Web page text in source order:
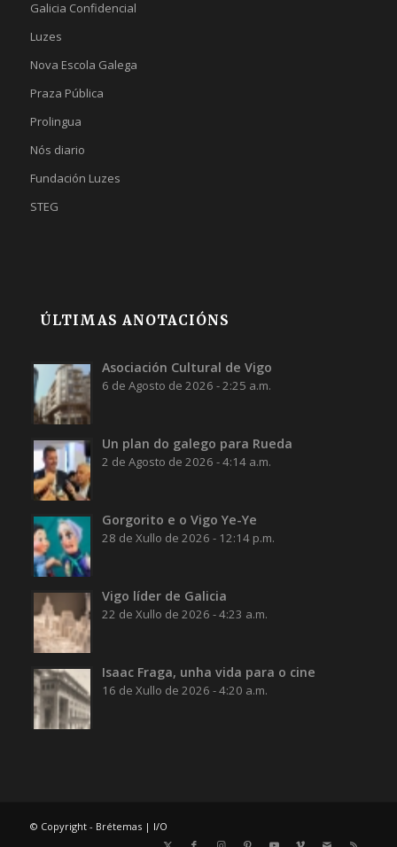
Galicia Confidencial
Luzes
Nova Escola Galega
Praza Pública
Prolingua
Nós diario
Fundación Luzes
STEG
ÚLTIMAS ANOTACIÓNS
Asociación Cultural de Vigo
6 de Agosto de 2026 - 2:25 a.m.
Un plan do galego para Rueda
2 de Agosto de 2026 - 4:14 a.m.
Gorgorito e o Vigo Ye-Ye
28 de Xullo de 2026 - 12:14 p.m.
Vigo líder de Galicia
22 de Xullo de 2026 - 4:23 a.m.
Isaac Fraga, unha vida para o cine
16 de Xullo de 2026 - 4:20 a.m.
© Copyright - Brétemas | I/O